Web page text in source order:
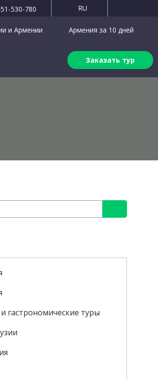
530-780 RU
и Армении Армения за 10 дней
Заказать тур
гастрономические туры